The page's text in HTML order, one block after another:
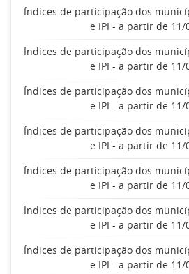
Índices de participação dos
e IPI - a partir de 11/
Índices de participação dos
e IPI - a partir de 11/
Índices de participação dos
e IPI - a partir de 11/
Índices de participação dos
e IPI - a partir de 11/
Índices de participação dos
e IPI - a partir de 11/
Índices de participação dos
e IPI - a partir de 11/
Índices de participação dos
e IPI - a partir de 11/